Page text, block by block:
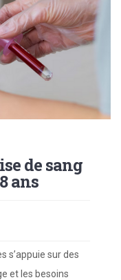
de sang
ans
s’appuie sur des
et les besoins